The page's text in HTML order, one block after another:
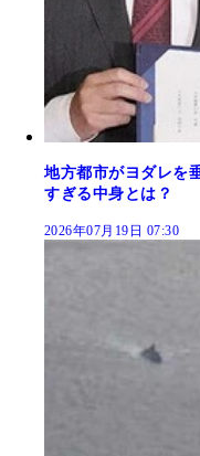
地方都市がヨダレを
すぎる中身とは？
2026年07月19日 07:30